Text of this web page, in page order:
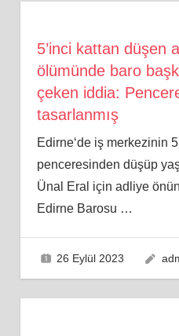
5’inci kattan düşen
ölümünde baro
çeken iddia:
tasarlanmış
Edirne‘de iş merkezinin
penceresinden düşüp
Ünal Eral için adliye
Edirne Barosu …
26 Eylül 2023